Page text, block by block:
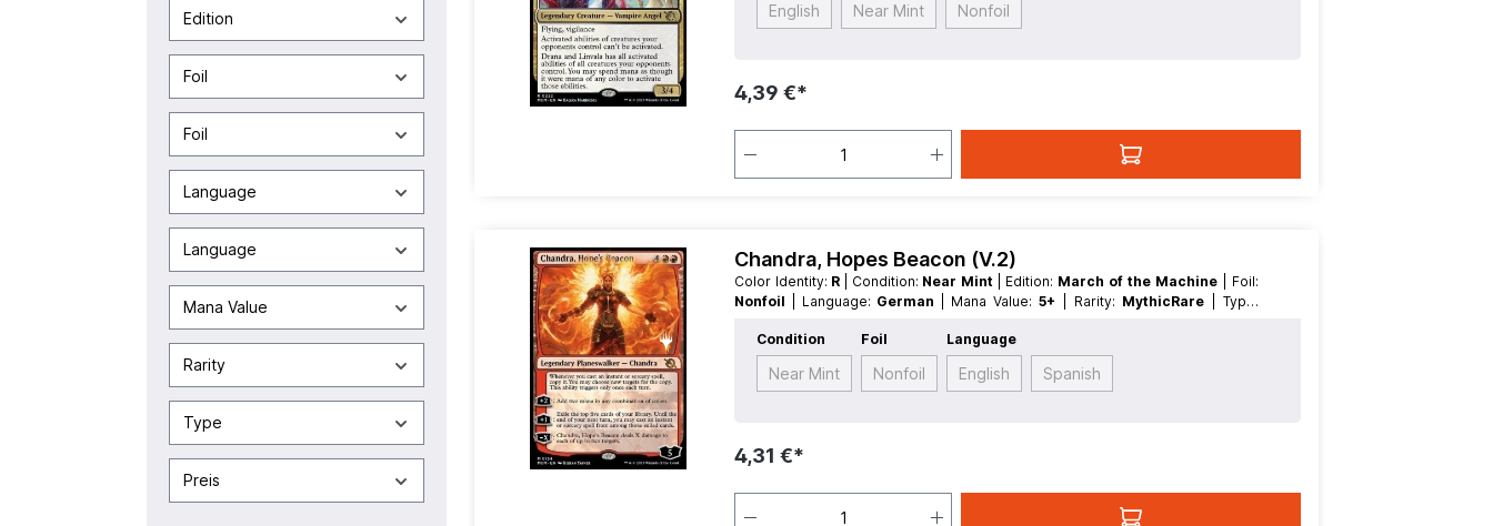
Edition
Foil
Foil
Language
Language
Mana Value
Rarity
Type
Preis
English Near Mint Nonfoil
4,39 €*
Chandra, Hopes Beacon (V.2)
Color Identity: R | Condition: Near Mint | Edition: March of the Machine
| Foil:
Nonfoil
| Language: German | Mana Value:5+ | Rarity: MythicRare
| Type:
Condition
Near Mint
Foil
Nonfoil
Language
English Spanish
4,31 €*